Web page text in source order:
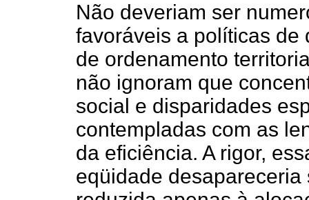
Não deveriam ser
favoráveis a políticas de
de ordenamento
não ignoram que
social e disparidades
contempladas com as
da eficiência. A rigor,
eqüidade